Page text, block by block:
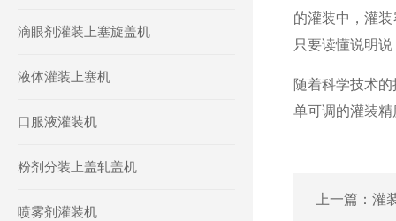
滴眼剂灌装上塞旋盖机
液体灌装上塞机
口服液灌装机
粉剂分装上盖轧盖机
喷雾剂灌装机
的灌装中，灌
只要读懂说明
随着科学技术
单可调的灌装
上一篇： 灌